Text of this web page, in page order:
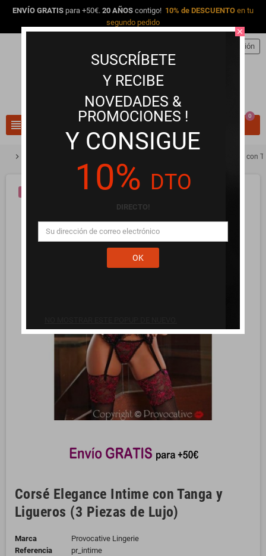
ENVÍO GRATIS para +50€. 20 AÑOS contigo! 10% de DESCUENTO en tu
segundo pedido
view_headline
Iniciar sesión
0
chevron_right Corsé Elegance Intime con
Corsé Elegance Intime con Tanga y
Ligueros (3 Piezas de Lujo)
Marca
Provocative Lingerie
Referencia
pr_intime
close
SUSCRÍBETE
Y RECIBE
NOVEDADES &
PROMOCIONES !
Y CONSIGUE
10% DTO
DIRECTO!
OK